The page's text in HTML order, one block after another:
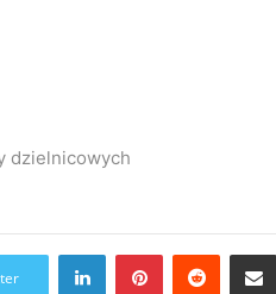
dzielnicowych
LinkedIn